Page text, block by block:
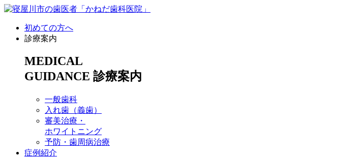
初めての方へ
診療案内
MEDICAL
GUIDANCE 診療案内
一般歯科
入れ歯（義歯）
審美治療・
ホワイトニング
予防・歯周病治療
症例紹介